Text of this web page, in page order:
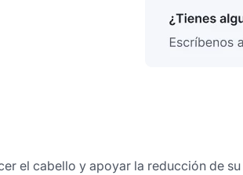
el cabello y apoyar la reducción de